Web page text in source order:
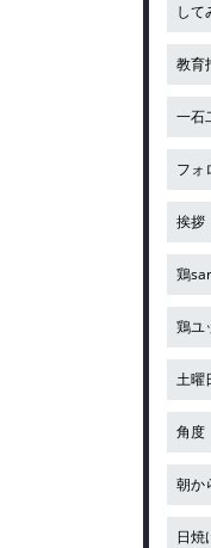
して
教育
一石
フォ
挨拶
鶏
鶏ユ
土曜
角度
朝か
日焼